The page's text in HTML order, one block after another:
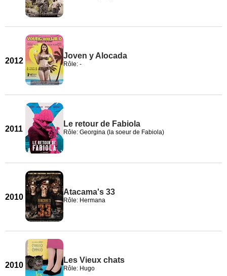
2012
Joven y Alocada
Rôle: -
2011
Le retour de Fabiola
Rôle: Georgina (la soeur de Fabiola)
2010
Atacama's 33
Rôle: Hermana
2010
Les Vieux chats
Rôle: Hugo